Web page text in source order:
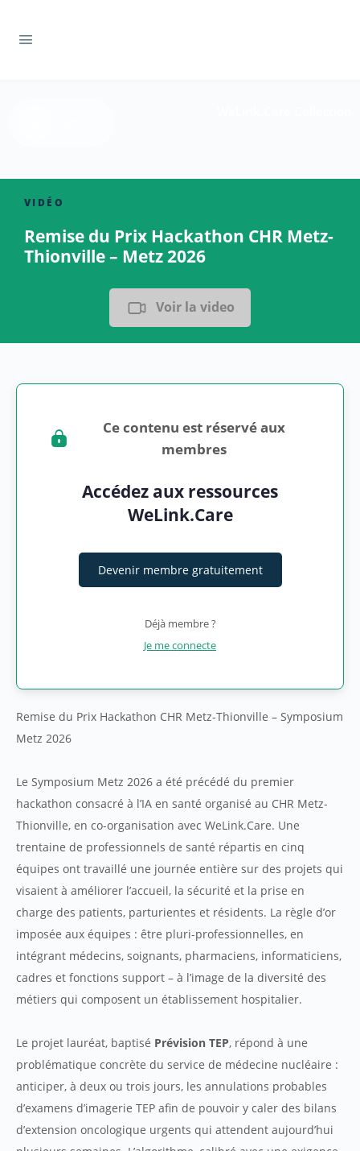
VIDÉO
Remise du Prix Hackathon CHR Metz-
Thionville – Metz 2026
Voir la video
Ce contenu est réservé aux
membres
Accédez aux ressources
WeLink.Care
Devenir membre gratuitement
Déjà membre ?
Je me connecte
Remise du Prix Hackathon CHR Metz-Thionville – Symposium
Metz 2026
Le Symposium Metz 2026 a été précédé du premier
hackathon consacré à l’IA en santé organisé au CHR Metz-
Thionville, en co-organisation avec WeLink.Care. Une
trentaine de professionnels de santé répartis en cinq
équipes ont travaillé une journée entière sur des projets qui
visaient à améliorer l’accueil, la sécurité et la prise en
charge des patients, parturientes et résidents. La règle d’or
imposée aux équipes : être pluri-professionnelles, en
intégrant médecins, soignants, pharmaciens, informaticiens,
cadres et fonctions support – à l’image de la diversité des
métiers qui composent un établissement hospitalier.
Le projet lauréat, baptisé Prévision TEP, répond à une
problématique concrète du service de médecine nucléaire :
anticiper, à deux ou trois jours, les annulations probables
d’examens d’imagerie TEP afin de pouvoir y caler des bilans
d’extension oncologique urgents qui attendent aujourd’hui